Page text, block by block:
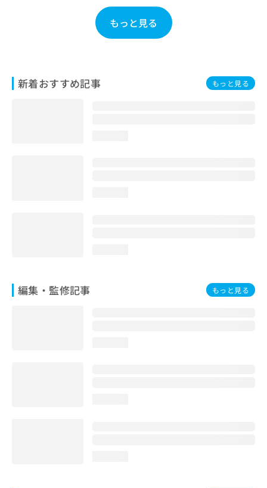
もっと見る
新着おすすめ記事 もっと見る
編集・監修記事 もっと見る
は
こ